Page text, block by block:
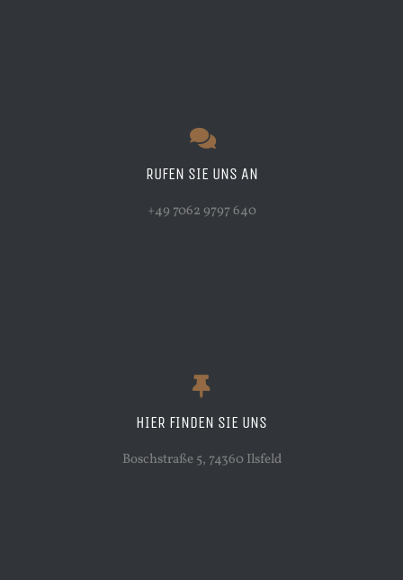
RUFEN SIE UNS AN
+49 7062 9797 640
HIER FINDEN SIE UNS
Boschstraße 5, 74360 Ilsfeld